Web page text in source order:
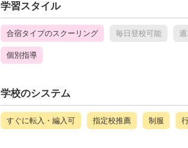
学習スタイル
合宿タイプのスクーリング 毎日登校可能
個別指導
学校のシステム
すぐに転入・編入可 指定校推薦 制服